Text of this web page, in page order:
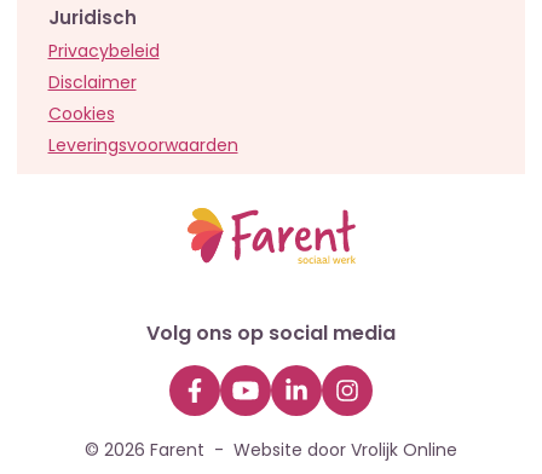
Juridisch
Privacybeleid
Disclaimer
Cookies
Leveringsvoorwaarden
© 2026 Farent - Website door Vrolijk Online
Volg ons op social media